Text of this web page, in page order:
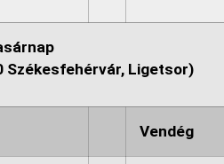
Székesfehérvár, Ligetsor)
Vendég